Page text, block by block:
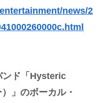
news/2
ンド「Hysteric
」のボーカル・